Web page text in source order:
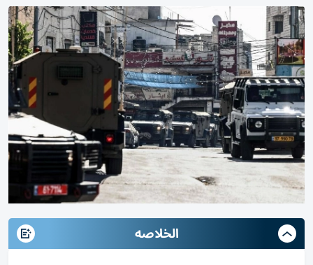
الخلاصه